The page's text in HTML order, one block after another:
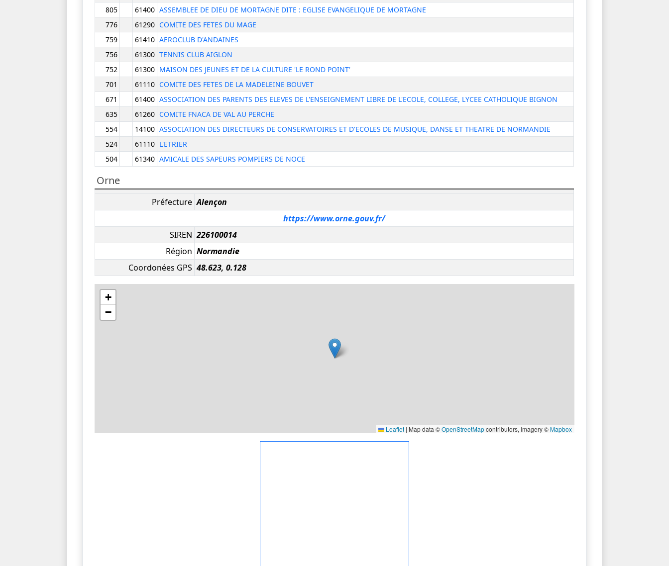
805
61400 ASSEMBLEE DE DIEU DE MORTAGNE DITE : EGLISE EVANGELIQUE DE MORTAGNE
776
61290 COMITE DES FETES DU MAGE
759
61410 AEROCLUB D'ANDAINES
756
61300 TENNIS CLUB AIGLON
752
61300 MAISON DES JEUNES ET DE LA CULTURE 'LE ROND POINT'
701
61110 COMITE DES FETES DE LA MADELEINE BOUVET
671
61400 ASSOCIATION DES PARENTS DES ELEVES DE L'ENSEIGNEMENT LIBRE DE L'ECOLE, COLLEGE, LYCEE CATHOLIQUE BIGNON
635
61260 COMITE FNACA DE VAL AU PERCHE
554
14100 ASSOCIATION DES DIRECTEURS DE CONSERVATOIRES ET D'ECOLES DE MUSIQUE, DANSE ET THEATRE DE NORMANDIE
524
61110 L'ETRIER
504
61340 AMICALE DES SAPEURS POMPIERS DE NOCE
Orne
Préfecture Alençon
https://www.orne.gouv.fr/
SIREN 226100014
Région Normandie
Coordonées GPS 48.623, 0.128
+
−
Leaflet | Map data ©OpenStreetMapcontributors, Imagery ©Mapbox